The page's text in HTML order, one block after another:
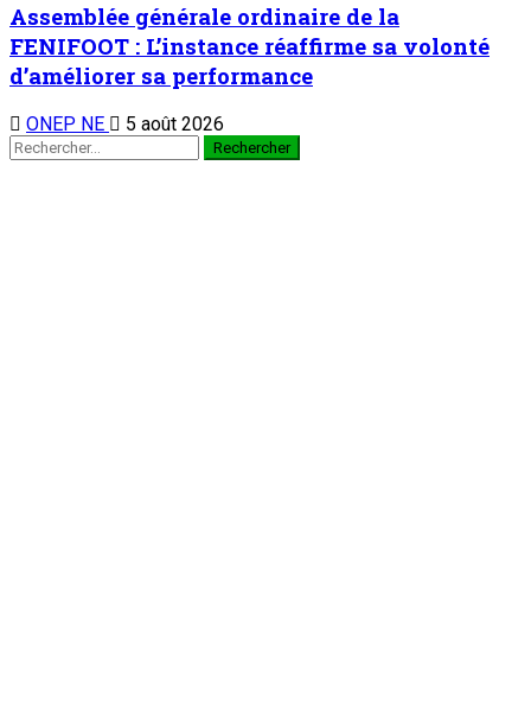
Assemblée générale ordinaire de la
FENIFOOT : L’instance réaffirme sa volonté
d’améliorer sa performance
ONEP NE 5 août 2026